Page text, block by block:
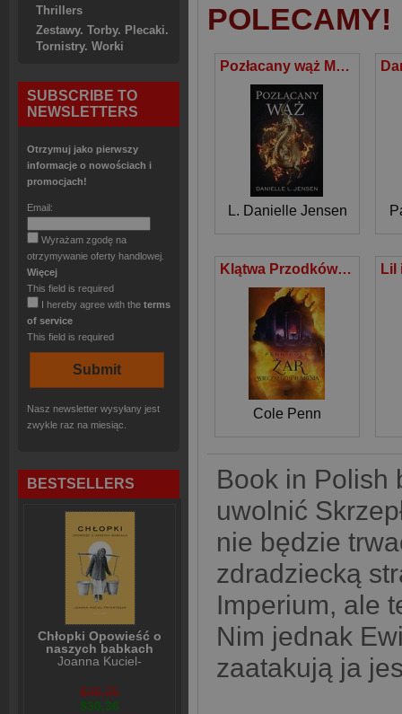
Thrillers
Zestawy. Torby. Plecaki.
Tornistry. Worki
SUBSCRIBE TO
NEWSLETTERS
Otrzymuj jako pierwszy
informacje o nowościach i
promocjach!
Email:
Wyrażam zgodę na
otrzymywanie oferty handlowej.
Więcej
This field is required
I hereby agree with the terms
of service
This field is required
Nasz newsletter wysyłany jest
zwykle raz na miesiąc.
BESTSELLERS
Chłopki Opowieść o
naszych babkach
Joanna Kuciel-
$36,25
$30,36
POLECAMY!
Pozłacany wąż Mroczne wybrzeża Tom 3
L. Danielle Jensen
Klątwa Przodków Tom 3 Część 1 Żar Wiecznego Płomienia
Cole Penn
Book in Polish
uwolnić
nie będzie
zdradziecką
Imperium, ale
Nim jednak
zaatakują ja